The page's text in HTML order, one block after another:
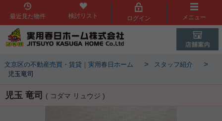
最近見た物件 検討リスト ログイン メニュー
文京区の不動産売買・賃貸｜実用春日ホーム > スタッフ紹介 >
児玉竜司
児玉 竜司 ( コダマ リュウジ )